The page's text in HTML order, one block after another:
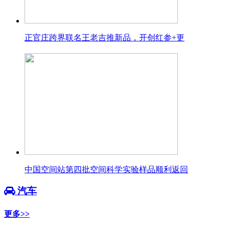
正官庄跨界联名王老吉推新品，开创红参+更
中国空间站第四批空间科学实验样品顺利返回
汽车
更多>>